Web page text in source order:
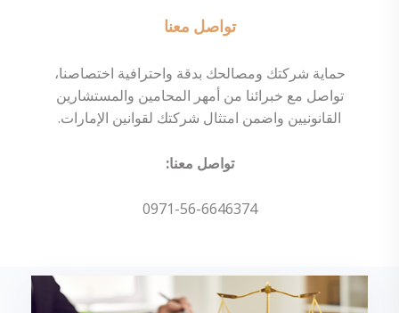
تواصل معنا
حماية شركتك ومصالحك بدقة واحترافية اختصاصنا،
تواصل مع خبرائنا من أمهر المحامين والمستشارين
القانونيين واضمن امتثال شركتك لقوانين الإمارات.
تواصل معنا:
0971-56-6646374